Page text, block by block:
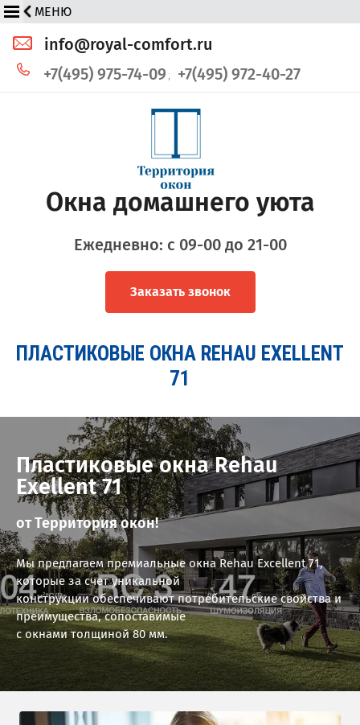
info@royal-comfort.ru
+7(495) 975-74-09
+7(495) 972-40-27
Окна домашнего уюта
Ежедневно: с 09-00 до 21-00
Заказать звонок
ПЛАСТИКОВЫЕ ОКНА REHAU EXELLENT
71
Пластиковые окна Rehau
Exellent 71
от Территория окон!
Мы предлагаем премиальные окна Rehau Excellent 71,
которые за счет уникальной
конструкции обеспечивают потребительские свойства и
преимущества, сопоставимые
с окнами толщиной 80 мм.